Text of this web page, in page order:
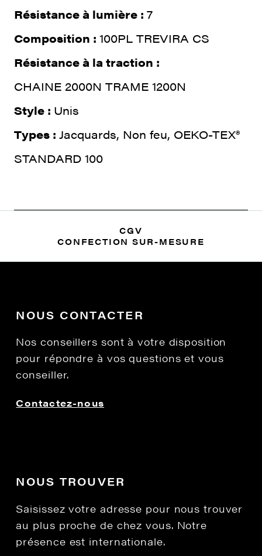
Résistance à lumière : 7
Composition : 100PL TREVIRA CS
Résistance à la traction :
CHAINE 2000N TRAME 1200N
Style : Unis
Types : Jacquards, Non feu, OEKO-TEX®
STANDARD 100
CGV
CONFECTION SUR-MESURE
NOUS CONTACTER
Nos conseillers sont à votre disposition
pour répondre à vos questions et vous
conseiller.
Contactez-nous
NOUS TROUVER
Saisissez votre adresse pour nous trouver
au plus proche de chez vous. Notre
présence est internationale.